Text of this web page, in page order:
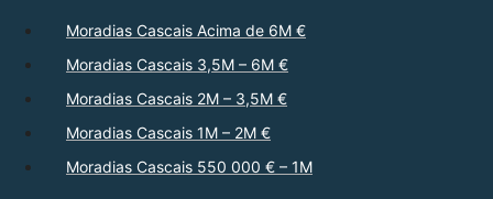
Moradias Cascais Acima de 6M €
Moradias Cascais 3,5M – 6M €
Moradias Cascais 2M – 3,5M €
Moradias Cascais 1M – 2M €
Moradias Cascais 550 000 € – 1M